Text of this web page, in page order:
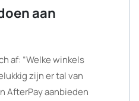
aan
af: “Welke winkels
zijn er tal van
AfterPay aanbieden